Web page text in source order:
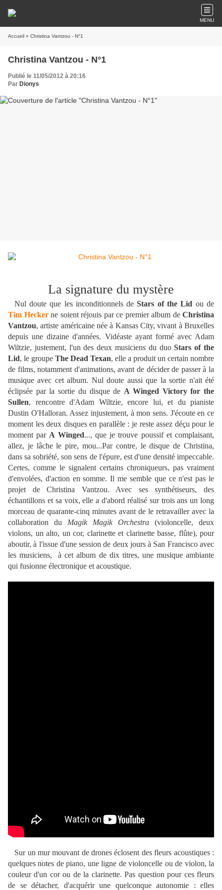
MENU
Accueil » Christina Vantzou - N°1
Christina Vantzou - N°1
Publié le 11/05/2012 à 20:16
Par Dionys
La signature du mystère
Nul doute que les inconditionnels deStars of the Lid ou de
Tim Heckerne soient réjouis par ce premier album de Christina
Vantzou, artiste américaine née à Kansas City, vivant à Bruxelles
depuis une dizaine d'années. Vidéaste ayant formé avec Adam
Wiltzie, justement, l'un des deux musiciens du duoStars of the
Lid, le groupe The Dead Texan, elle a produit un certain nombre
de films, notamment d'animations, avant de décider de passer à la
musique avec cet album. Nul doute aussi que la sortie n'ait été
éclipsée par la sortie du disque de A Winged Victory for the
Sullen, rencontre d'Adam Wiltzie, encore lui, et du pianiste
Dustin O'Halloran. Assez injustement, à mon sens. J'écoute en ce
moment les deux disques en parallèle : je reste assez déçu pour le
moment par A Winged..., que je trouve poussif et complaisant,
allez, je lâche le pire, mou...Par contre, le disque de Christina,
dans sa sobriété, son sens de l'épure, est d'une densité impeccable.
Certes, comme le signalent certains chroniqueurs, pas vraiment
d'envolées, d'action en somme. Il me semble que ce n'est pas le
projet de Christina Vantzou. Avec ses synthétiseurs, des
échantillons et sa voix, elle a d'abord réalisé sur trois ans un long
morceau de quarante-cinq minutes avant de le retravailler avec la
collaboration du Magik Magik Orchestra (violoncelle, deux
violons, un alto, un cor, clarinette et clarinette basse, flûte), pour
aboutir, à l'issue d'une session de deux jours à San Francisco avec
les musiciens, à cet album de dix titres, une musique ambiante
qui fusionne électronique et acoustique.
Sur un mur mouvant de drones éclosent des fleurs acoustiques :
quelques notes de piano, une ligne de violoncelle ou de violon, la
couleur d'un cor ou de la clarinette. Pas question pour ces fleurs
de se détacher, d'acquérir une quelconque autonomie : elles